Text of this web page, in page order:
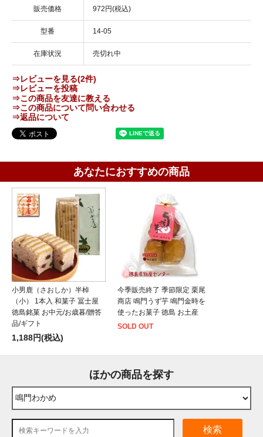
販売価格 972円(税込)
型番 14-05
在庫状況 売切れ中
⇒レビューを見る(2件)
⇒レビューを投稿
⇒この商品を友達に教える
⇒この商品について問い合わせる
⇒返品について
あなたにおすすめの商品
小男鹿（さおしか）半棹
（小） 1本入 和菓子 冨士屋
徳島銘菓 お中元/お歳暮/贈答
品/ギフト
1,188円(税込)
今季販売終了 季節限定 栗尾
商店 鳴門うず芋 鳴門金時を
使ったお菓子 徳島 お土産
SOLD OUT
ほかの商品を探す
検索